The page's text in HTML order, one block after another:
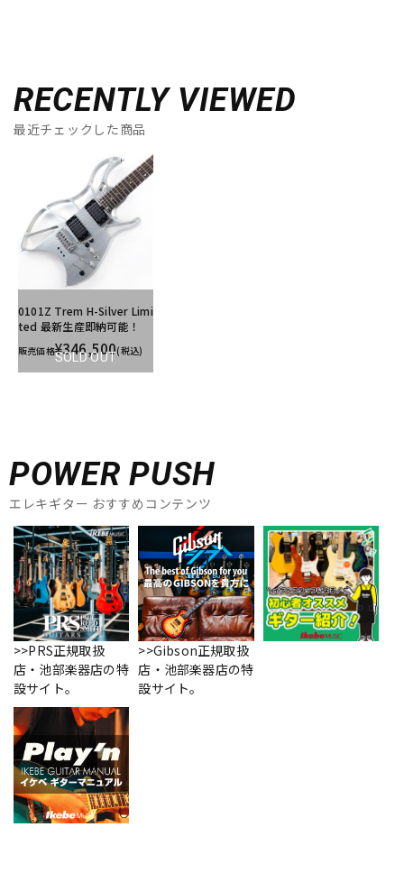
RECENTLY VIEWED
最近チェックした商品
SOLD OUT
0101Z Trem H-Silver Limi
ted 最新生産即納可能！
販売価格¥346,500(税込)
POWER PUSH
エレキギター おすすめコンテンツ
>>PRS正規取扱
店・池部楽器店の特
設サイト。
>>Gibson正規取扱
店・池部楽器店の特
設サイト。